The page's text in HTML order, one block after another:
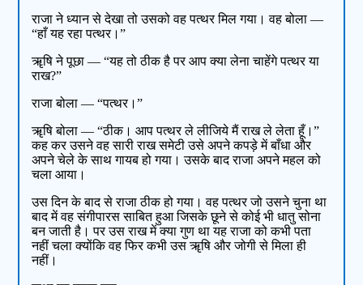
राजा ने ध्यान से देखा तो उसको वह पत्थर मिल गया। वह बोला —
“हाँ यह रहा पत्थर।”
ॠषि ने पूछा — “यह तो ठीक है पर आप क्या लेना चाहेंगे पत्थर या
राख?”
राजा बोला — “पत्थर।”
ॠषि बोला — “ठीक। आप पत्थर ले लीजिये मैं राख ले लेता हूँ।”
कह कर उसने वह सारी राख समेटी उसे अपने कपड़े में बाँधा और
अपने चेले के साथ गायब हो गया। उसके बाद राजा अपने महल को
चला आया।
उस दिन के बाद से राजा ठीक हो गया। वह पत्थर जो उसने चुना था
बाद में वह संगीपारस साबित हुआ जिसके छूने से कोई भी धातु सोना
बन जाती है। पर उस राख में क्या गुण था यह राजा को कभी पता
नहीं चला क्योंकि वह फिर कभी उस ॠषि और जोगी से मिला ही
नहीं।